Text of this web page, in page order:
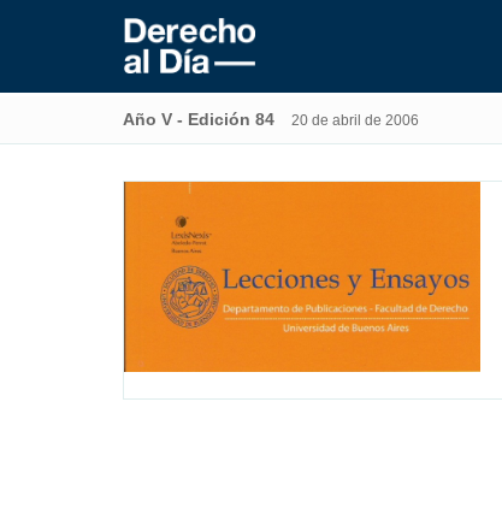
Año V - Edición 84 20 de abril de 2006